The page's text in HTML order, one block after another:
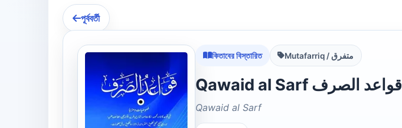
পূর্ববর্তী
কিতাবের বিস্তারিত Mutafarriq / متفرق
Qawaid al Sarf قواعد الصرف
Qawaid al Sarf